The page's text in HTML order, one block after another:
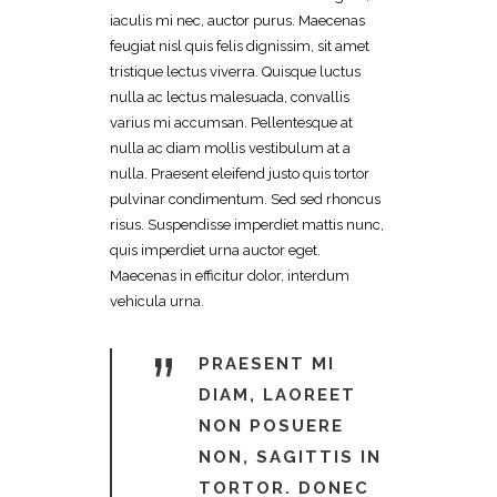
iaculis mi nec, auctor purus. Maecenas
feugiat nisl quis felis dignissim, sit amet
tristique lectus viverra. Quisque luctus
nulla ac lectus malesuada, convallis
varius mi accumsan. Pellentesque at
nulla ac diam mollis vestibulum at a
nulla. Praesent eleifend justo quis tortor
pulvinar condimentum. Sed sed rhoncus
risus. Suspendisse imperdiet mattis nunc,
quis imperdiet urna auctor eget.
Maecenas in efficitur dolor, interdum
vehicula urna.
”
PRAESENT MI
DIAM, LAOREET
NON POSUERE
NON, SAGITTIS IN
TORTOR. DONEC